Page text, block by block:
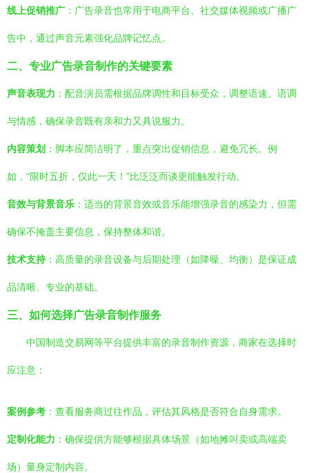
线上促销推广 ：广告录音也常用于电商平台、社交媒体视频或广播广
告中，通过声音元素强化品牌记忆点。
二、专业广告录音制作的关键要素
声音表现力 ：配音演员需根据品牌调性和目标受众，调整语速、语调
与情感，确保录音既有亲和力又具说服力。
内容策划 ：脚本应简洁明了，重点突出促销信息，避免冗长。例
如，“限时五折，仅此一天！”比泛泛而谈更能触发行动。
音效与背景音乐 ：适当的背景音效或音乐能增强录音的感染力，但需
确保不掩盖主要信息，保持整体和谐。
技术支持 ：高质量的录音设备与后期处理（如降噪、均衡）是保证成
品清晰、专业的基础。
三、如何选择广告录音制作服务
中国制造交易网等平台提供丰富的录音制作资源，商家在选择时
应注意：
案例参考 ：查看服务商过往作品，评估其风格是否符合自身需求。
定制化能力 ：确保提供方能够根据具体场景（如地摊叫卖或高端卖
场）量身定制内容。